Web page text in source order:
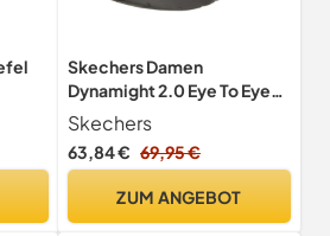
Skechers Damen
Dynamight 2.0 Eye To Eye
Sneaker, Black Mesh
Durabuck Trim, 36 EU
Skechers
63,84 € 69,95 €
ZUM ANGEBOT